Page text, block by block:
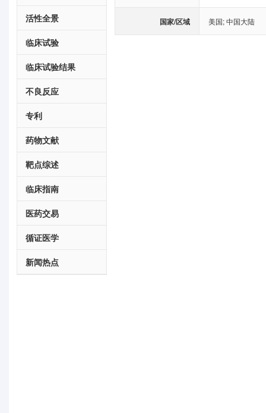
活性全景
临床试验
临床试验结果
不良反应
专利
药物文献
靶点综述
临床指南
医药交易
循证医学
新闻热点
国家/区域 美国;中国大陆